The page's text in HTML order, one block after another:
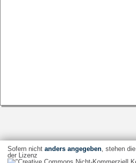
Sofern nicht anders angegeben, stehen
der Lizenz